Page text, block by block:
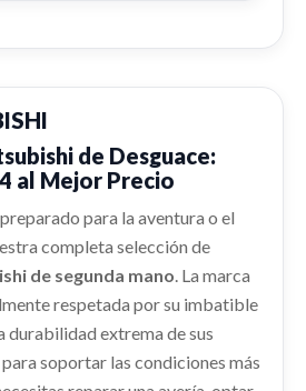
DERECHO
DERECHO usado.
(L040) 2500 TD (4-PTAS.)
Consultar
(L040) 2500 TD (4-PTAS.)
Consultar
/ RADIADOR AIRE
Consultar
Consultar
usado.
(L040) 2500 TD (4-PTAS.)
Consultar
usado.
(L040) 2500 TD (4-PTAS.)
Consultar
de Desguace:
al Mejor Precio
para la aventura o el
completa selección de
de segunda mano. La marca
respetada por su imbatible
durabilidad extrema de sus
soportar las condiciones más